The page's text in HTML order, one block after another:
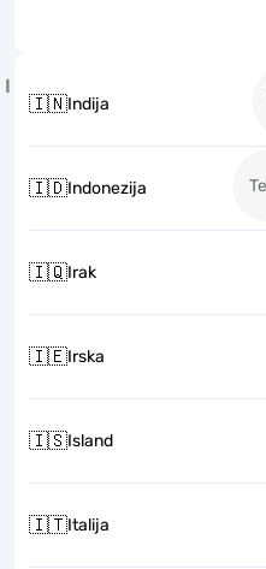
I
🇮🇳Indija
🇮🇩Indonezija
🇮🇶Irak
🇮🇪Irska
🇮🇸Island
🇮🇹Italija